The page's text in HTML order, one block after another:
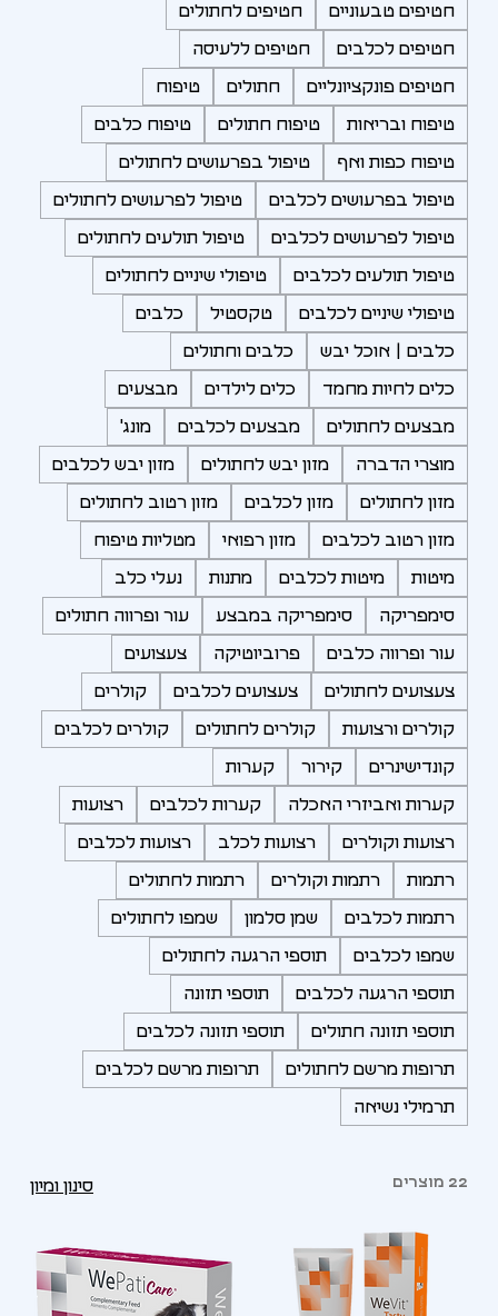
חטיפים טבעוניים חטיפים לחתולים
חטיפים לכלבים חטיפים ללעיסה
חטיפים פונקציונליים חתולים טיפוח
טיפוח ובריאות טיפוח חתולים טיפוח כלבים
טיפוח כפות ואף טיפול בפרעושים לחתולים
טיפול בפרעושים לכלבים טיפול לפרעושים לחתולים
טיפול לפרעושים לכלבים טיפול תולעים לחתולים
טיפול תולעים לכלבים טיפולי שיניים לחתולים
טיפולי שיניים לכלבים טקסטיל כלבים
כלבים | אוכל יבש כלבים וחתולים
כלים לחיות מחמד כלים לילדים מבצעים
מבצעים לחתולים מבצעים לכלבים מונג'
מוצרי הדברה מזון יבש לחתולים מזון יבש לכלבים
מזון לחתולים מזון לכלבים מזון רטוב לחתולים
מזון רטוב לכלבים מזון רפואי מטליות טיפוח
מיטות מיטות לכלבים מתנות נעלי כלב
סימפריקה סימפריקה במבצע עור ופרווה חתולים
עור ופרווה כלבים פרוביוטיקה צעצועים
צעצועים לחתולים צעצועים לכלבים קולרים
קולרים ורצועות קולרים לחתולים קולרים לכלבים
קונדישינרים קירור קערות
קערות ואביזרי האכלה קערות לכלבים רצועות
רצועות וקולרים רצועות לכלב רצועות לכלבים
רתמות רתמות וקולרים רתמות לחתולים
רתמות לכלבים שמן סלמון שמפו לחתולים
שמפו לכלבים תוספי הרגעה לחתולים
תוספי הרגעה לכלבים תוספי תזונה
תוספי תזונה חתולים תוספי תזונה לכלבים
תרופות מרשם לחתולים תרופות מרשם לכלבים
תרמילי נשיאה
22 מוצרים סינון ומיון